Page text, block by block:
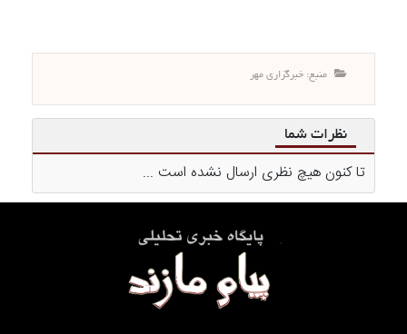
منبع: خبرگزاری مهر
نظرات شما
تا کنون هیچ نظری ارسال نشده است ...